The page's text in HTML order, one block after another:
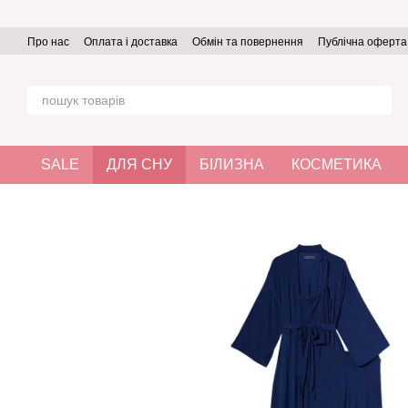
Про нас Оплата і доставка Обмін та повернення Публічна оферта
SALE ДЛЯ СНУ БІЛИЗНА КОСМЕТИКА